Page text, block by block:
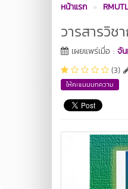
หน้าแรก
วารสารวิ
เผยแพร่เมื่อ : จั
(3)
ให้คะแนนบทความ